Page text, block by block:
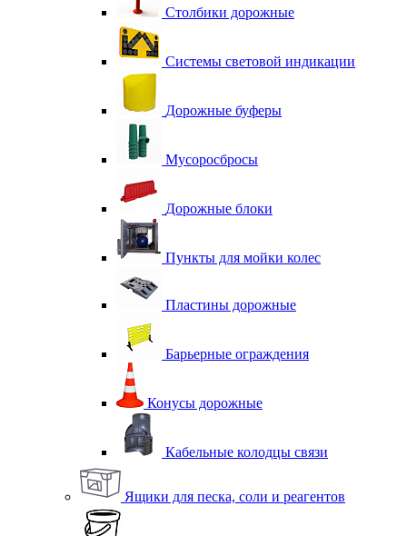
Столбики дорожные
Системы световой индикации
Дорожные буферы
Мусоросбросы
Дорожные блоки
Пункты для мойки колес
Пластины дорожные
Барьерные ограждения
Конусы дорожные
Кабельные колодцы связи
Ящики для песка, соли и реагентов